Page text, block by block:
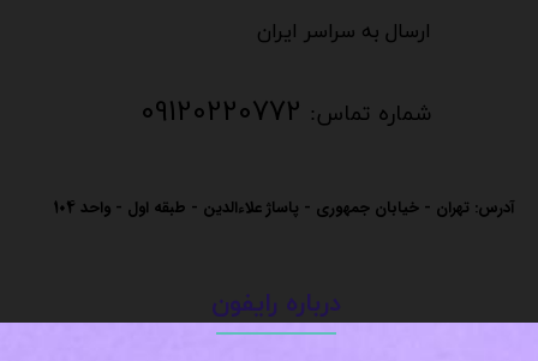
​​​​​​ارسال به سراسر ایران
شماره تماس: 09120220772
آدرس: تهران - خیابان جمهوری - پاساژ علاءالدین - طبقه اول - واحد 104
درباره رایفون